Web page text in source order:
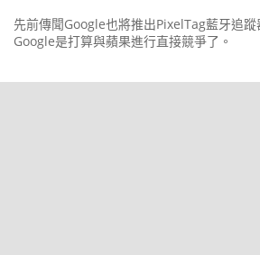
先前傳聞Google也將推出PixelTag藍牙追蹤
Google是打算與蘋果進行直接競爭了。